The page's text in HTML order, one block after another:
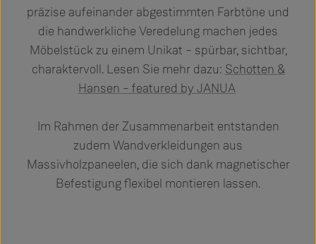
präzise aufeinander abgestimmten Farbtöne und
die handwerkliche Veredelung machen jedes
Möbelstück zu einem Unikat – spürbar, sichtbar,
charaktervoll. Lesen Sie mehr dazu: Schotten &
Hansen – featured by JANUA
Im Rahmen der Zusammenarbeit entstanden
zudem Wandverkleidungen aus
Massivholzpaneelen, die sich dank magnetischer
Befestigung flexibel montieren lassen.